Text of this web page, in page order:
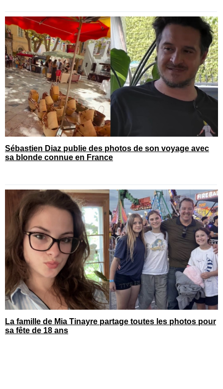
Sébastien Diaz publie des photos de son voyage avec
sa blonde connue en France
La famille de Mia Tinayre partage toutes les photos pour
sa fête de 18 ans